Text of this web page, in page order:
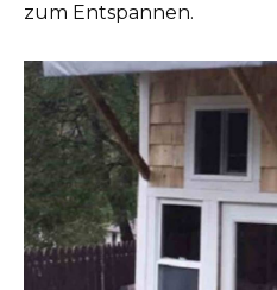
zum Entspannen.